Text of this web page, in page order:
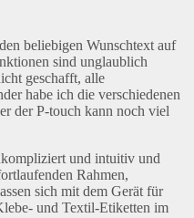
beliebigen Wunschtext auf
sind unglaublich
geschafft, alle
habe ich die verschiedenen
der P-touch kann noch viel
und intuitiv und
Rahmen,
sich mit dem Gerät für
und Textil-Etiketten im